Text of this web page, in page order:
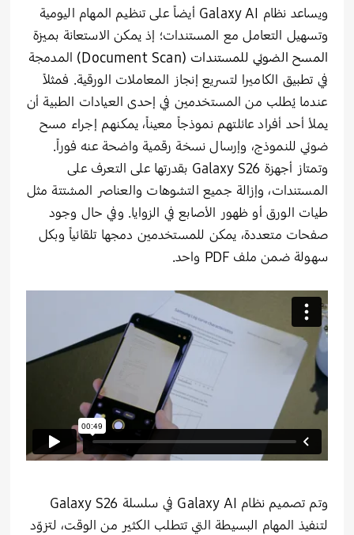
ويساعد نظام Galaxy AI أيضاً على تنظيم المهام اليومية
وتسهيل التعامل مع المستندات؛ إذ يمكن الاستعانة بميزة
المسح الضوئي للمستندات (Document Scan
) المدمجة
في تطبيق الكاميرا لتسريع إنجاز المعاملات الورقية. فمثلاً
عندما يُطلب من المستخدمين في إحدى العيادات الطبية أن
يملأ أحد أفراد عائلتهم نموذجاً معيناً، يمكنهم إجراء مسح
ضوئي للنموذج، وإرسال نسخة رقمية واضحة عنه فوراً.
وتمتاز أجهزة Galaxy S26 بقدرتها على التعرف على
المستندات، وإزالة جميع التشوهات والعناصر المشتتة مثل
طيات الورق أو ظهور الأصابع في الزوايا. وفي حال وجود
صفحات متعددة، يمكن للمستخدمين دمجها تلقائياً وبكل
سهولة ضمن ملف PDF واحد.
وتم تصميم نظام Galaxy AI في سلسلة Galaxy S26
لتنفيذ المهام البسيطة التي تتطلب الكثير من الوقت، لتزوّد